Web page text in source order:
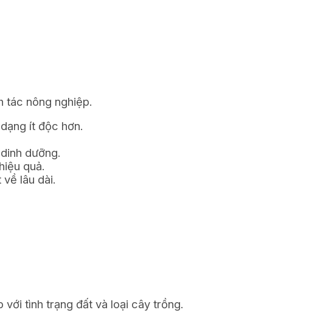
tác nông nghiệp.
ít độc hơn.
dưỡng.
quả.
lâu dài.
với tình trạng đất và loại cây trồng.